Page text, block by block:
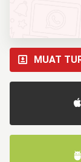
MUAT